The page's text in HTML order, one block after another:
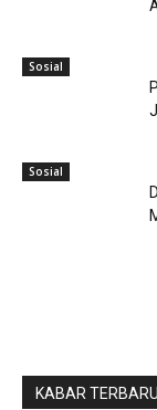
Sosial
Sosial
KABAR TERBARU